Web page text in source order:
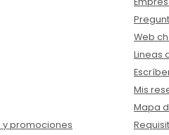
y promociones
Web
Lineas
Mis
Mapa